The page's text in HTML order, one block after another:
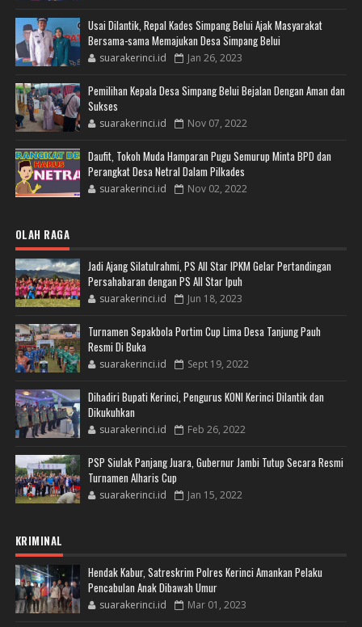
Usai Dilantik, Repal Kades Simpang Belui Ajak Masyarakat
Bersama-sama Memajukan Desa Simpang Belui
suarakerinci.id Jan 26, 2023
Pemilihan Kepala Desa Simpang Belui Bejalan Dengan Aman dan
Sukses
suarakerinci.id Nov 07, 2022
Daufit, Tokoh Muda Hamparan Pugu Semurup Minta BPD dan
Perangkat Desa Netral Dalam Pilkades
suarakerinci.id Nov 02, 2022
OLAH RAGA
Jadi Ajang Silatulrahmi, PS All Star IPKM Gelar Pertandingan
Persahabaran dengan PS All Star Ipuh
suarakerinci.id Jun 18, 2023
Turnamen Sepakbola Portim Cup Lima Desa Tanjung Pauh
Resmi Di Buka
suarakerinci.id Sept 19, 2022
Dihadiri Bupati Kerinci, Pengurus KONI Kerinci Dilantik dan
Dikukuhkan
suarakerinci.id Feb 26, 2022
PSP Siulak Panjang Juara, Gubernur Jambi Tutup Secara Resmi
Turnamen Alharis Cup
suarakerinci.id Jan 15, 2022
KRIMINAL
Hendak Kabur, Satreskrim Polres Kerinci Amankan Pelaku
Pencabulan Anak Dibawah Umur
suarakerinci.id Mar 01, 2023